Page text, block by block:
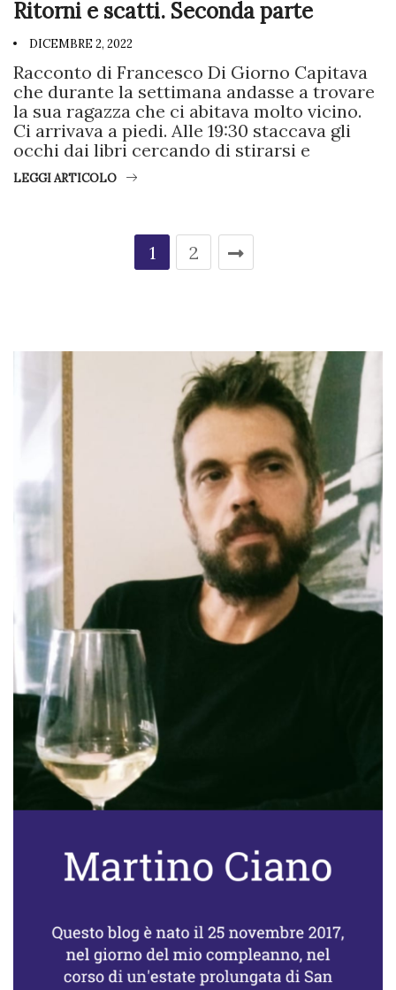
Ritorni e scatti. Seconda parte
DICEMBRE 2, 2022
Racconto di Francesco Di Giorno Capitava
che durante la settimana andasse a trovare
la sua ragazza che ci abitava molto vicino.
Ci arrivava a piedi. Alle 19:30 staccava gli
occhi dai libri cercando di stirarsi e
LEGGI ARTICOLO
1 2